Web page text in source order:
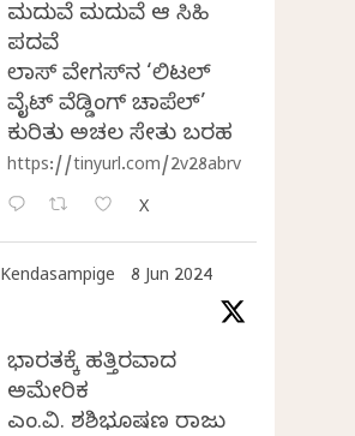
ಮದುವೆ ಮದುವೆ ಆ ಸಿಹಿ
ಪದವೆ
ಲಾಸ್‌ ವೇಗಸ್‌ನ ‘ಲಿಟಲ್
ವೈಟ್ ವೆಡ್ಡಿಂಗ್ ಚಾಪೆಲ್’
ಕುರಿತು ಅಚಲ ಸೇತು ಬರಹ
https://tinyurl.com/2v28abrv
X
Kendasampige 8 Jun 2024
ಭಾರತಕ್ಕೆ ಹತ್ತಿರವಾದ
ಅಮೇರಿಕ
ಎಂ.ವಿ. ಶಶಿಭೂಷಣ ರಾಜು